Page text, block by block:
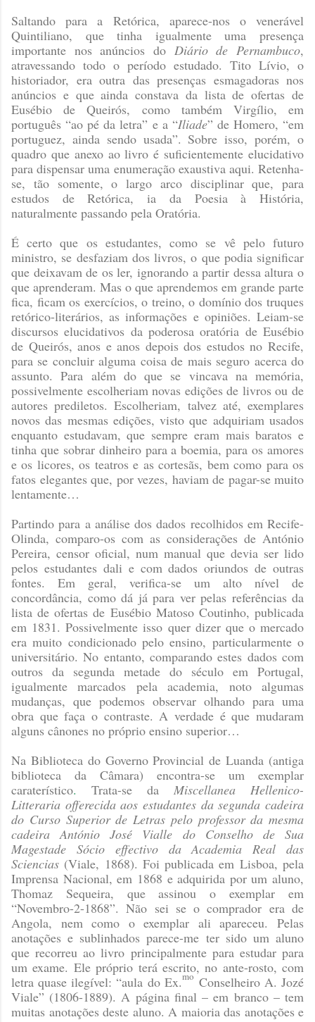
Saltando para a Retórica, aparece-nos o venerável
Quintiliano, que tinha igualmente uma presença
importante nos anúncios do Diário de Pernambuco,
atravessando todo o período estudado. Tito Lívio, o
historiador, era outra das presenças esmagadoras nos
anúncios e que ainda constava da lista de ofertas de
Eusébio de Queirós, como também Virgílio, em
português “ao pé da letra” e a “Iliade” de Homero, “em
portuguez, ainda sendo usada”. Sobre isso, porém, o
quadro que anexo ao livro é suficientemente elucidativo
para dispensar uma enumeração exaustiva aqui. Retenha-
se, tão somente, o largo arco disciplinar que, para
estudos de Retórica, ia da Poesia à História,
naturalmente passando pela Oratória.
É certo que os estudantes, como se vê pelo futuro
ministro, se desfaziam dos livros, o que podia significar
que deixavam de os ler, ignorando a partir dessa altura o
que aprenderam. Mas o que aprendemos em grande parte
fica, ficam os exercícios, o treino, o domínio dos truques
retórico-literários, as informações e opiniões. Leiam-se
discursos elucidativos da poderosa oratória de Eusébio
de Queirós, anos e anos depois dos estudos no Recife,
para se concluir alguma coisa de mais seguro acerca do
assunto. Para além do que se vincava na memória,
possivelmente escolheriam novas edições de livros ou de
autores prediletos. Escolheriam, talvez até, exemplares
novos das mesmas edições, visto que adquiriam usados
enquanto estudavam, que sempre eram mais baratos e
tinha que sobrar dinheiro para a boemia, para os amores
e os licores, os teatros e as cortesãs, bem como para os
fatos elegantes que, por vezes, haviam de pagar-se muito
lentamente…
Partindo para a análise dos dados recolhidos em Recife-
Olinda, comparo-os com as considerações de António
Pereira, censor oficial, num manual que devia ser lido
pelos estudantes dali e com dados oriundos de outras
fontes. Em geral, verifica-se um alto nível de
concordância, como dá já para ver pelas referências da
lista de ofertas de Eusébio Matoso Coutinho, publicada
em 1831. Possivelmente isso quer dizer que o mercado
era muito condicionado pelo ensino, particularmente o
universitário. No entanto, comparando estes dados com
outros da segunda metade do século em Portugal,
igualmente marcados pela academia, noto algumas
mudanças, que podemos observar olhando para uma
obra que faça o contraste. A verdade é que mudaram
alguns cânones no próprio ensino superior…
Na Biblioteca do Governo Provincial de Luanda (antiga
biblioteca da Câmara) encontra-se um exemplar
caraterístico. Trata-se da Miscellanea Hellenico-
Litteraria offerecida aos estudantes da segunda cadeira
do Curso Superior de Letras pelo professor da mesma
cadeira António José Vialle do Conselho de Sua
Magestade Sócio effectivo da Academia Real das
Sciencias (Viale, 1868). Foi publicada em Lisboa, pela
Imprensa Nacional, em 1868 e adquirida por um aluno,
Thomaz Sequeira, que assinou o exemplar em
“Novembro-2-1868”. Não sei se o comprador era de
Angola, nem como o exemplar ali apareceu. Pelas
anotações e sublinhados parece-me ter sido um aluno
que recorreu ao livro principalmente para estudar para
um exame. Ele próprio terá escrito, no ante-rosto, com
letra quase ilegível: “aula do Ex.mo Conselheiro A. Jozé
Viale” (1806-1889). A página final – em branco – tem
muitas anotações deste aluno. A maioria das anotações e